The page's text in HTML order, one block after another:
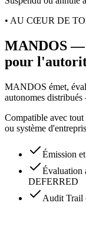
• AU CŒUR DE
MANDOS —
pour
MANDOS émet,
autonomes
Compatible avec
ou système
Émission
DEFERRED
Audit Trail